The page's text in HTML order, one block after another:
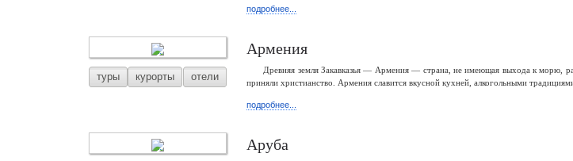
подробнее...
туры курорты отели
Армения
Древняя земля Закавказья — Армения — страна, не имеющая выхода к морю,
приняли христианство. Армения славится вкусной кухней, алкогольными
подробнее...
Аруба